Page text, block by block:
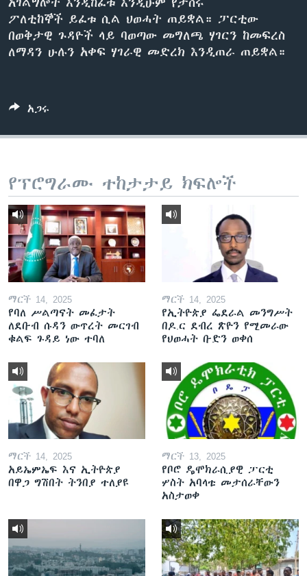
ቋንቋዎች
አገልግሎት እንዲከፈቱ እንዲሁም የታሰሩ
ፖለቲከኞች ይፈቱ ሲል ህወሓት ጠይቋል። ፓርቲው
በወቅታዊ ጉዳዮች ላይ ባወጣው መግለጫ ሃገርን ከመፍረስ
ለማዳን ሁሉን አቀፍ ሃገራዊ መድረክ እንዲጠራ ጠይቋል።
አጋሩ
የፕሮግራሙ ተከታታይ ክፍሎች
ማርች 14, 2025
የባለ ሥልጣናት መፈታት
ለደቡብ ሱዳን ውጥረት መርገብ
ቁልፍ ጉዳይ ነው ተባለ
ማርች 14, 2025
የኢትዮጵያ ፌደራል መንግሥት
በዶ.ር ደብረ ጽዮን የሚመራው
የህወሓት ቡድን ወቀሰ
ማርች 14, 2025
አይኤምኤፍ እና ኢትዮጵያ
በዋጋ ግሽበት ትንበያ ተለያዩ
ማርች 13, 2025
የቦሮ ዴሞክራሲያዊ ፓርቲ
ሦስት አባላቱ መታሰራቸውን
አስታወቀ